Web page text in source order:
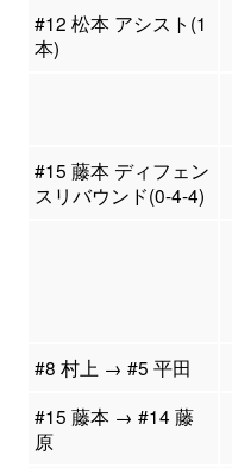
#12 松本 アシスト(1
本)
#15 藤本 ディフェン
スリバウンド(0-4-4)
#8 村上 → #5 平田
#15 藤本 → #14 藤
原